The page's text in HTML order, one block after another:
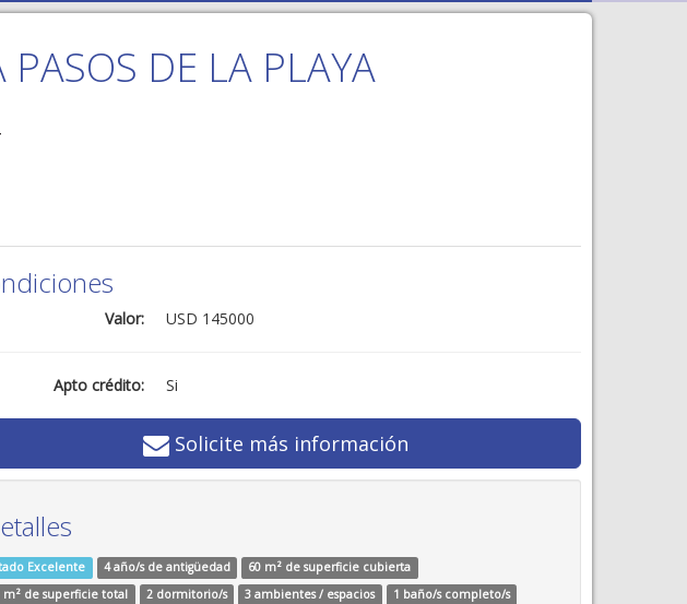
DE LA PLAYA
Valor: USD 145000
Apto crédito: Si
Solicite más información
Excelente 4 año/s de antigüedad
60 m² de superficie cubierta
m² de superficie total
2 dormitorio/s 3 ambientes / espacios
1 baño/s completo/s